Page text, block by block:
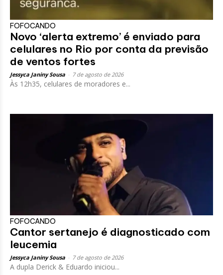
FOFOCANDO
Novo ‘alerta extremo’ é enviado para
celulares no Rio por conta da previsão
de ventos fortes
Jessyca Janiny Sousa 7 de agosto de 2026
Às 12h35, celulares de moradores e...
FOFOCANDO
Cantor sertanejo é diagnosticado com
leucemia
Jessyca Janiny Sousa 7 de agosto de 2026
A dupla Derick & Eduardo iniciou...